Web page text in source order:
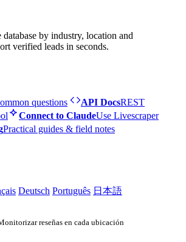
by industry, location and
verified leads in seconds.
questions API DocsREST
Connect to ClaudeUse Livescraper
Practical guides & field notes
Deutsch Português 日本語
reseñas en cada ubicación